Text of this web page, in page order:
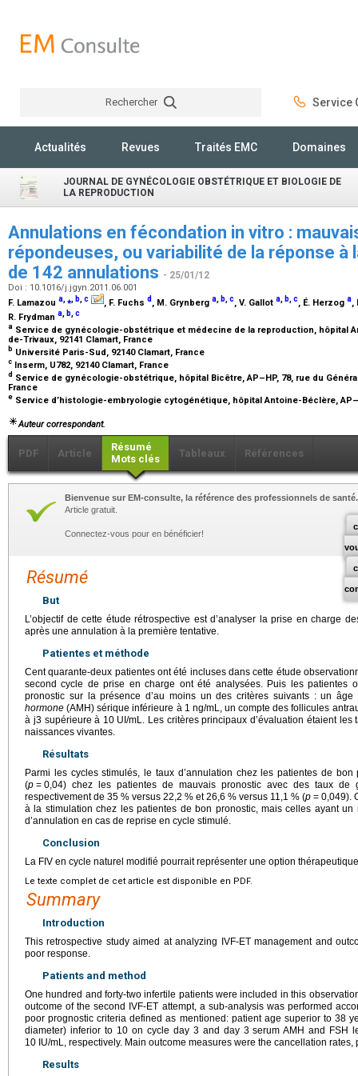
Rechercher Service
Actualités Revues Traités EMC Domaines
JOURNAL DE GYNÉCOLOGIE OBSTÉTRIQUE ET BIOLOGIE DE
LA REPRODUCTION
Annulations en fécondation in vitro :
répondeuses, ou variabilité de la réponse à
de 142 annulations - 25/01/12
Doi : 10.1016/j.jgyn.2011.06.001
F. Lamazou a,⁎, b,c , F. Fuchs d , M. Grynberg a, b,c, V. Gallot a, b,c, É. Herzog a,
R. Frydman a b c
a Service de gynécologie-obstétrique et médecine de la reproduction, hôpital
de-Trivaux, 92141 Clamart, France
b Université Paris-Sud, 92140 Clamart, France
c Inserm, U782, 92140 Clamart, France
d Service de gynécologie-obstétrique, hôpital Bicêtre, AP–HP, 78, rue du
France
e Service d’histologie-embryologie cytogénétique, hôpital Antoine-Béclère,
Auteur correspondant.
PDF Article
Résumé
Mots clés
Tableaux Références
Bienvenue sur EM-consulte, la référence des professionnels de santé.
Article gratuit.
Connectez-vous pour en bénéficier!
Résumé
But
L’objectif de cette étude rétrospective est d’analyser la prise en charge
après une annulation à la première tentative.
Patientes et méthode
Cent quarante-deux patientes ont été incluses dans cette étude
second cycle de prise en charge ont été analysées. Puis les patientes
pronostic sur la présence d’au moins un des critères suivants : un
hormone (AMH) sérique inférieure à 1 ng/mL, un compte des follicules
à j3 supérieure à 10 UI/mL. Les critères principaux d’évaluation étaient les
naissances vivantes.
Résultats
Parmi les cycles stimulés, le taux d’annulation chez les patientes de
(p = 0,04) chez les patientes de mauvais pronostic avec des taux de
respectivement de 35 % versus 22,2 % et 26,6 % versus 11,1 % (p = 0,049).
à la stimulation chez les patientes de bon pronostic, mais celles ayant
d’annulation en cas de reprise en cycle stimulé.
Conclusion
La FIV en cycle naturel modifié pourrait représenter une option
Le texte complet de cet article est disponible en PDF.
Summary
Introduction
This retrospective study aimed at analyzing IVF-ET management and
poor response.
Patients and method
One hundred and forty-two infertile patients were included in this
outcome of the second IVF-ET attempt, a sub-analysis was performed
poor prognostic criteria defined as mentioned: patient age superior to 38
diameter) inferior to 10 on cycle day 3 and day 3 serum AMH and FSH
10 IU/mL, respectively. Main outcome measures were the cancellation
Results